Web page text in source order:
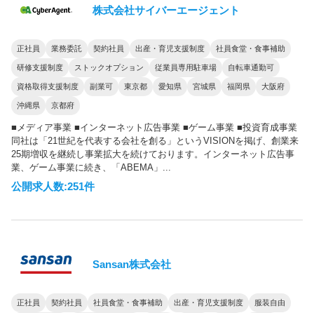
株式会社サイバーエージェント
正社員 業務委託 契約社員 出産・育児支援制度 社員食堂・食事補助
研修支援制度 ストックオプション 従業員専用駐車場 自転車通勤可
資格取得支援制度 副業可 東京都 愛知県 宮城県 福岡県 大阪府
沖縄県 京都府
■メディア事業 ■インターネット広告事業 ■ゲーム事業 ■投資育成事業
同社は「21世紀を代表する会社を創る」というVISIONを掲げ、創業来
25期増収を継続し事業拡大を続けております。インターネット広告事
業、ゲーム事業に続き、「ABEMA」...
公開求人数:251件
Sansan株式会社
正社員 契約社員 社員食堂・食事補助 出産・育児支援制度 服装自由